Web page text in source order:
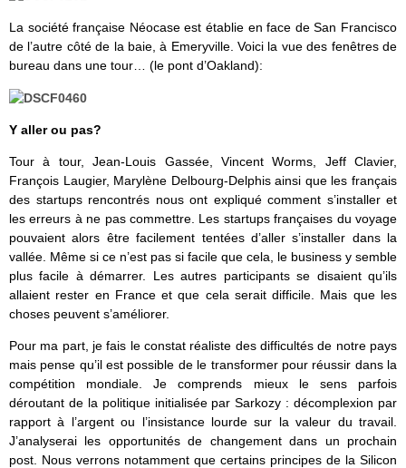
La société française Néocase est établie en face de San Francisco
de l’autre côté de la baie, à Emeryville. Voici la vue des fenêtres de
bureau dans une tour… (le pont d’Oakland):
Y aller ou pas?
Tour à tour, Jean-Louis Gassée, Vincent Worms, Jeff Clavier,
François Laugier, Marylène Delbourg-Delphis ainsi que les français
des startups rencontrés nous ont expliqué comment s’installer et
les erreurs à ne pas commettre. Les startups françaises du voyage
pouvaient alors être facilement tentées d’aller s’installer dans la
vallée. Même si ce n’est pas si facile que cela, le business y semble
plus facile à démarrer. Les autres participants se disaient qu’ils
allaient rester en France et que cela serait difficile. Mais que les
choses peuvent s’améliorer.
Pour ma part, je fais le constat réaliste des difficultés de notre pays
mais pense qu’il est possible de le transformer pour réussir dans la
compétition mondiale. Je comprends mieux le sens parfois
déroutant de la politique initialisée par Sarkozy : décomplexion par
rapport à l’argent ou l’insistance lourde sur la valeur du travail.
J’analyserai les opportunités de changement dans un prochain
post. Nous verrons notamment que certains principes de la Silicon